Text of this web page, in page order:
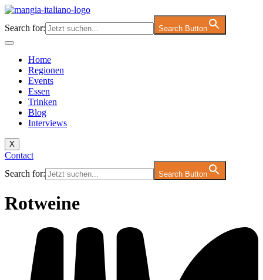
Zum
springen
Search for: Search Button
Home
Regionen
Events
Essen
Trinken
Blog
Interviews
X
Contact
Search for:
Search Button
Rotweine